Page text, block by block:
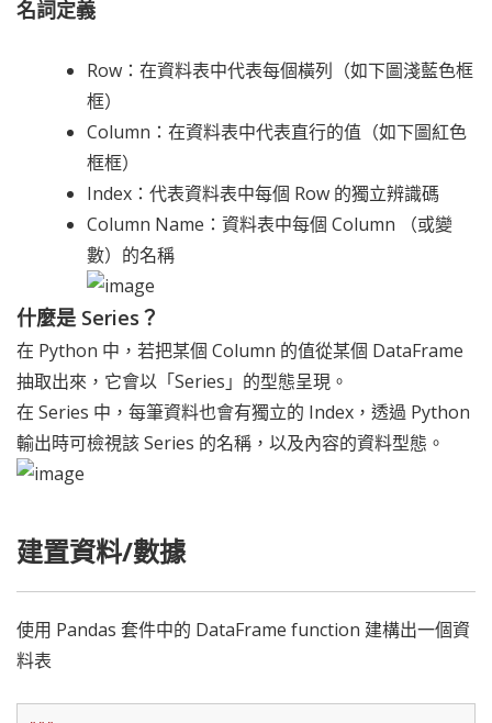
名詞定義
Row：在資料表中代表每個橫列（如下圖淺藍色框
框）
Column：在資料表中代表直行的值（如下圖紅色
框框）
Index：代表資料表中每個 Row 的獨立辨識碼
Column Name：資料表中每個 Column （或變
數）的名稱
什麼是 Series？
在 Python 中，若把某個 Column 的值從某個 DataFrame
抽取出來，它會以「Series」的型態呈現。
在 Series 中，每筆資料也會有獨立的 Index，透過 Python
輸出時可檢視該 Series 的名稱，以及內容的資料型態。
建置資料/數據
使用 Pandas 套件中的 DataFrame function 建構出一個資
料表